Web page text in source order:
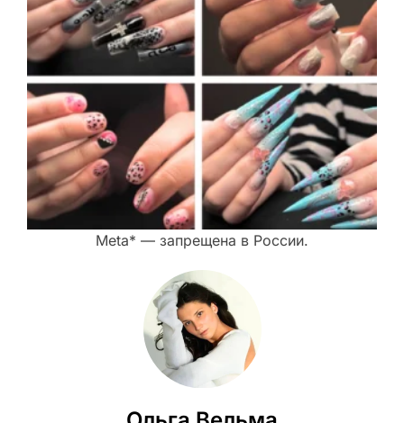
Meta* — запрещена в России.